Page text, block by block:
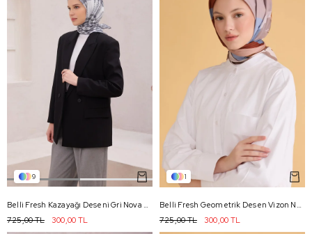
9
300,00 TL
725,00 TL
1
300,00 TL
725,00 TL